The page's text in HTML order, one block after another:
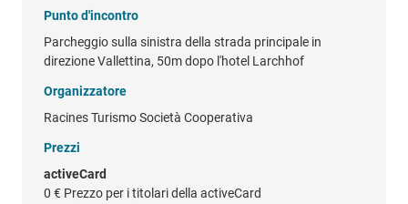
Punto d'incontro
Parcheggio sulla sinistra della strada principale in
direzione Vallettina, 50m dopo l'hotel Larchhof
Organizzatore
Racines Turismo Società Cooperativa
Prezzi
activeCard
0 € Prezzo per i titolari della activeCard